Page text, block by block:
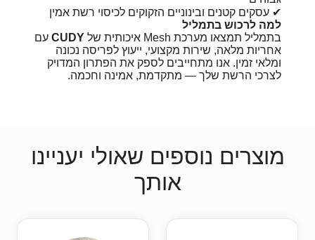
✔ עסקים קטנים ובינוניים הזקוקים לכיסוי רשת אמין
למה לרכוש בתמליל
בתמליל תמצאו מערכת Mesh איכותית של
CUDY עם
אחריות מלאה, שירות מקצועי, ייעוץ לפריסה נכונה
ומלאי זמין. אנו מתחייבים לספק את הפתרון המדויק
לצרכי הרשת שלך — מתקדמת, אמינה וחכמה.
מוצרים נוספים שאולי יעניינו
אותך